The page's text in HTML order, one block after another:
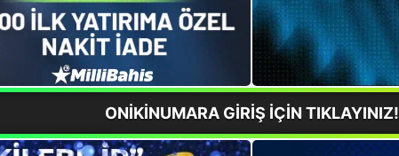
ONİKİNUMARA GİRİŞ İÇİN TIKLAYINIZ!